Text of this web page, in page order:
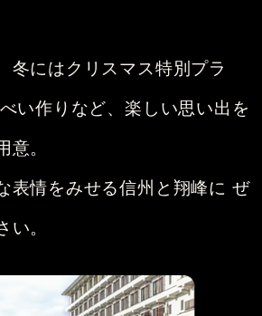
冬にはクリスマス特別プラ
い作りなど、楽しい思い出を
意。
表情をみせる信州と翔峰に ぜ
い。